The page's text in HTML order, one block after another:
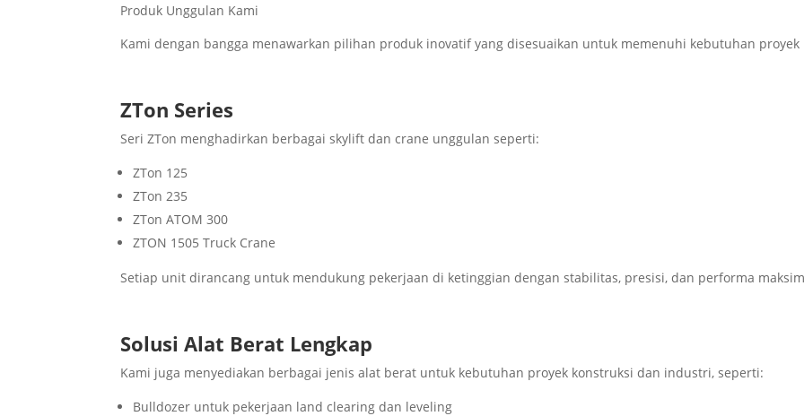
Produk Unggulan Kami
Kami dengan bangga menawarkan pilihan produk inovatif yang disesuaikan untuk memenuhi kebutuhan
ZTon Series
Seri ZTon menghadirkan berbagai skylift dan crane unggulan seperti:
ZTon 125
ZTon 235
ZTon ATOM 300
ZTON 1505 Truck Crane
Setiap unit dirancang untuk mendukung pekerjaan di ketinggian dengan stabilitas, presisi, dan performa
Solusi Alat Berat Lengkap
Kami juga menyediakan berbagai jenis alat berat untuk kebutuhan proyek konstruksi dan industri, seperti:
Bulldozer untuk pekerjaan land clearing dan leveling